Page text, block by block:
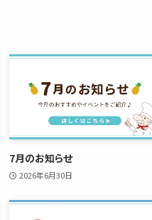
7月のお知らせ
2026年6月30日